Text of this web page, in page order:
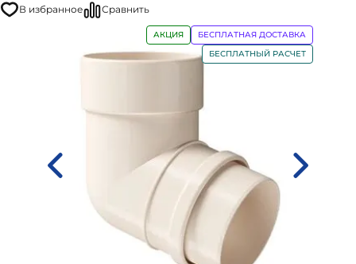
В избранное Сравнить
АКЦИЯ
БЕСПЛАТНАЯ ДОСТАВКА
БЕСПЛАТНЫЙ РАСЧЕТ